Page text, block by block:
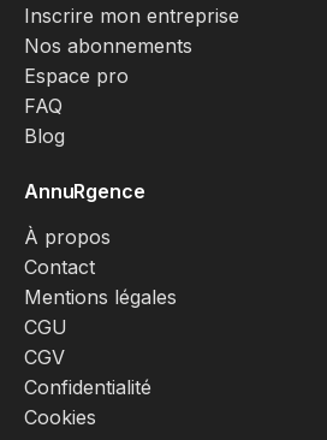
Inscrire mon entreprise
Nos abonnements
Espace pro
FAQ
Blog
AnnuRgence
À propos
Contact
Mentions légales
CGU
CGV
Confidentialité
Cookies